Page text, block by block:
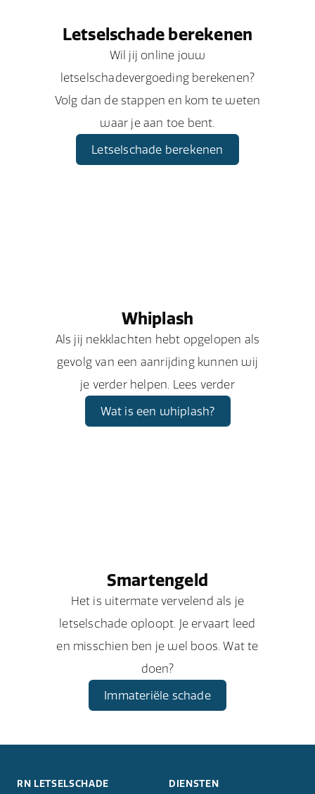
Letselschade berekenen
Wil jij online jouw
letselschadevergoeding berekenen?
Volg dan de stappen en kom te weten
waar je aan toe bent.
Letselschade berekenen
Whiplash
Als jij nekklachten hebt opgelopen als
gevolg van een aanrijding kunnen wij
je verder helpen. Lees verder
Wat is een whiplash?
Smartengeld
Het is uitermate vervelend als je
letselschade oploopt. Je ervaart leed
en misschien ben je wel boos. Wat te
doen?
Immateriële schade
RN LETSELSCHADE DIENSTEN